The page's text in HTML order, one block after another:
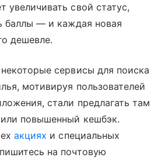
увеличивать свой статус,
баллы — и каждая новая
дешевле.
сервисы для поиска
мотивируя пользователей
стали предлагать там
повышенный кешбэк.
акциях и специальных
на почтовую